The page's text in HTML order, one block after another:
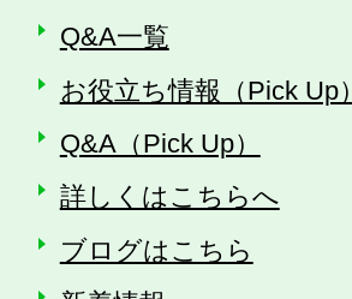
Q&A一覧
お役立ち情報（Pick Up）
Q&A（Pick Up）
詳しくはこちらへ
ブログはこちら